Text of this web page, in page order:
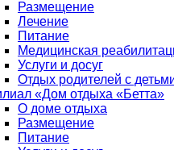
Размещение
Лечение
Питание
Медицинская
Услуги и досуг
Отдых родителей с
«Дом отдыха «Бетта»
О доме отдыха
Размещение
Питание